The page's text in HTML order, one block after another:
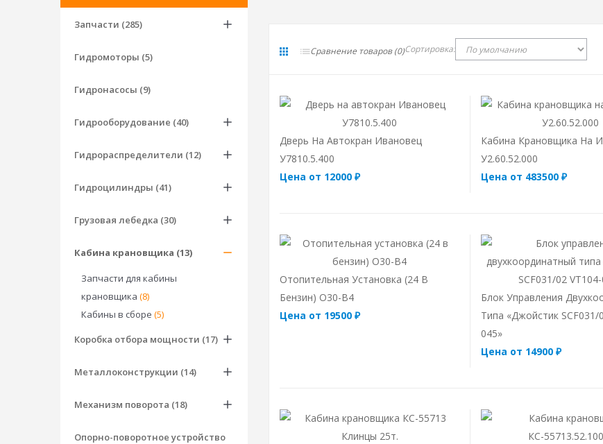
Запчасти (285)
Гидромоторы (5)
Гидронасосы (9)
Гидрооборудование (40)
Гидрораспределители (12)
Гидроцилиндры (41)
Грузовая лебедка (30)
Кабина крановщика (13)
Запчасти для кабины
крановщика (8)
Кабины в сборе (5)
Коробка отбора мощности (17)
Металлоконструкции (14)
Механизм поворота (18)
Опорно-поворотное устройство
Сравнение товаров (0)Сортировка:
Дверь На Автокран Ивановец
У7810.5.400
Цена от 12000 ₽
Кабина Крановщика На
У2.60.52.000
Цена от 483500 ₽
Отопительная Установка (24 В
Бензин) О30-В4
Цена от 19500 ₽
Блок Управления
Типа «джойстик SCF031/
045»
Цена от 14900 ₽